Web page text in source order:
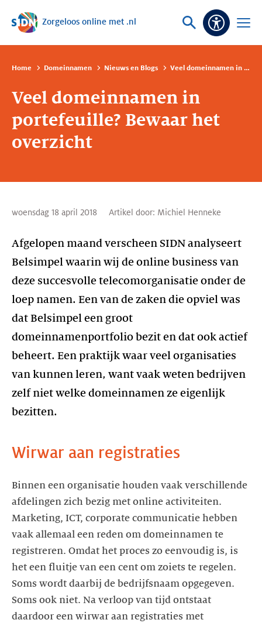
Sla navigatie over
Zorgeloos online met .nl
Vraag
Open
Home Domeinnamen Nieuws en Blogs Veel domeinnamen in portefeuille? Bewaar het overzicht
Veel domeinnamen in
portefeuille? Bewaar het
overzicht
woensdag 18 april 2018 Artikel door: Michiel Henneke
Afgelopen maand verscheen SIDN analyseert
Belsimpel waarin wij de online business van
deze succesvolle telecomorganisatie onder de
loep namen. Een van de zaken die opviel was
dat Belsimpel een groot
domeinnamenportfolio bezit en dat ook actief
beheert. Een praktijk waar veel organisaties
van kunnen leren, want vaak weten bedrijven
zelf niet welke domeinnamen ze eigenlijk
bezitten.
Wirwar aan registraties
Binnen een organisatie houden vaak verschillende
afdelingen zich bezig met online activiteiten.
Marketing, ICT, corporate communicatie hebben
vaak allemaal een reden om domeinnamen te
registreren. Omdat het proces zo eenvoudig is, is
het een fluitje van een cent om zoiets te regelen.
Soms wordt daarbij de bedrijfsnaam opgegeven.
Soms ook niet. Na verloop van tijd ontstaat
daardoor een wirwar aan registraties met